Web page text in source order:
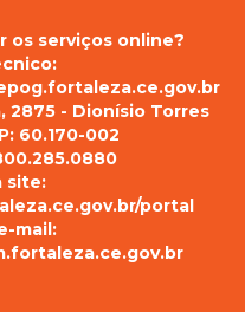
os serviços online?
2875 - Dionísio Torres
60.170-002
site:
portal
mail: